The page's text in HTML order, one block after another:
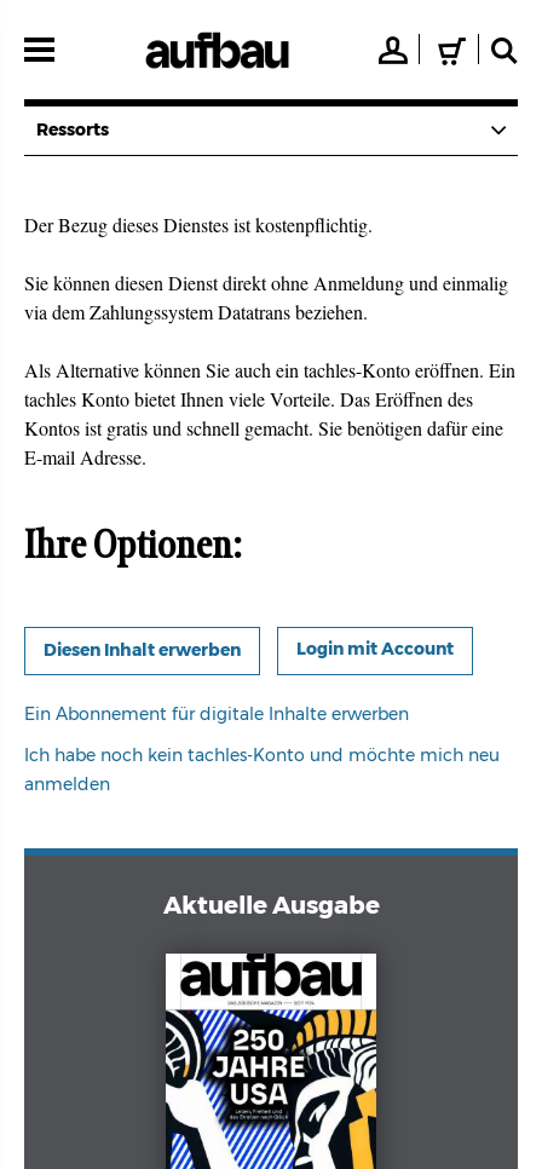
zum
👤 🛒 🔍
Ressorts
Der Bezug dieses Dienstes ist kostenpflichtig.
Sie können diesen Dienst direkt ohne Anmeldung und einmalig
via dem Zahlungssystem Datatrans beziehen.
Als Alternative können Sie auch ein tachles-Konto eröffnen. Ein
tachles Konto bietet Ihnen viele Vorteile. Das Eröffnen des
Kontos ist gratis und schnell gemacht. Sie benötigen dafür eine
E-mail Adresse.
Ihre Optionen:
Login mit Account
Ein Abonnement für digitale Inhalte erwerben
Ich habe noch kein tachles-Konto und möchte mich neu
anmelden
Aktuelle Ausgabe